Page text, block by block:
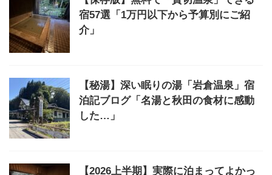
宿57選「1万円以下から予算別にご紹
介」
【秘湯】深い眠りの湯「岩倉温泉」宿
泊記ブログ「名湯と秋田の食材に感動
した…」
【2026上半期】実際に泊まってよかっ